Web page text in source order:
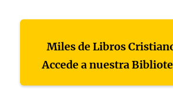
Miles de Libros
Accede a nuestra